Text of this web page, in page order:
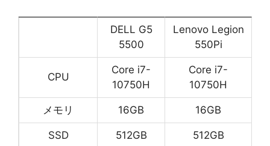
DELL G5
5500
Lenovo Legion
550Pi
CPU
Core i7-
10750H
Core i7-
10750H
メモリ 16GB 16GB
SSD 512GB 512GB